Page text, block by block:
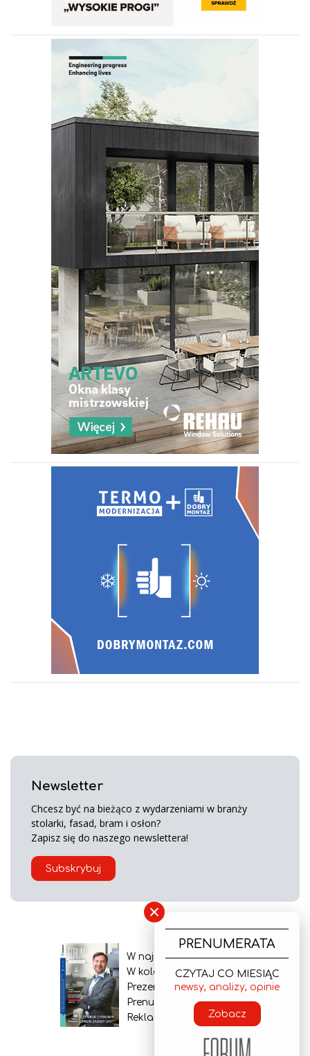
Newsletter
Chcesz być na bieżąco z wydarzeniami w branży
stolarki, fasad, bram i osłon?
Zapisz się do naszego newslettera!
Subskrybuj
W najnowszym wydaniu
W kolejnym numerze
Prezentacja gazety
Prenumerata
Reklama
×
PRENUMERATA
CZYTAJ CO MIESIĄC
newsy, analizy, opinie
Zobacz